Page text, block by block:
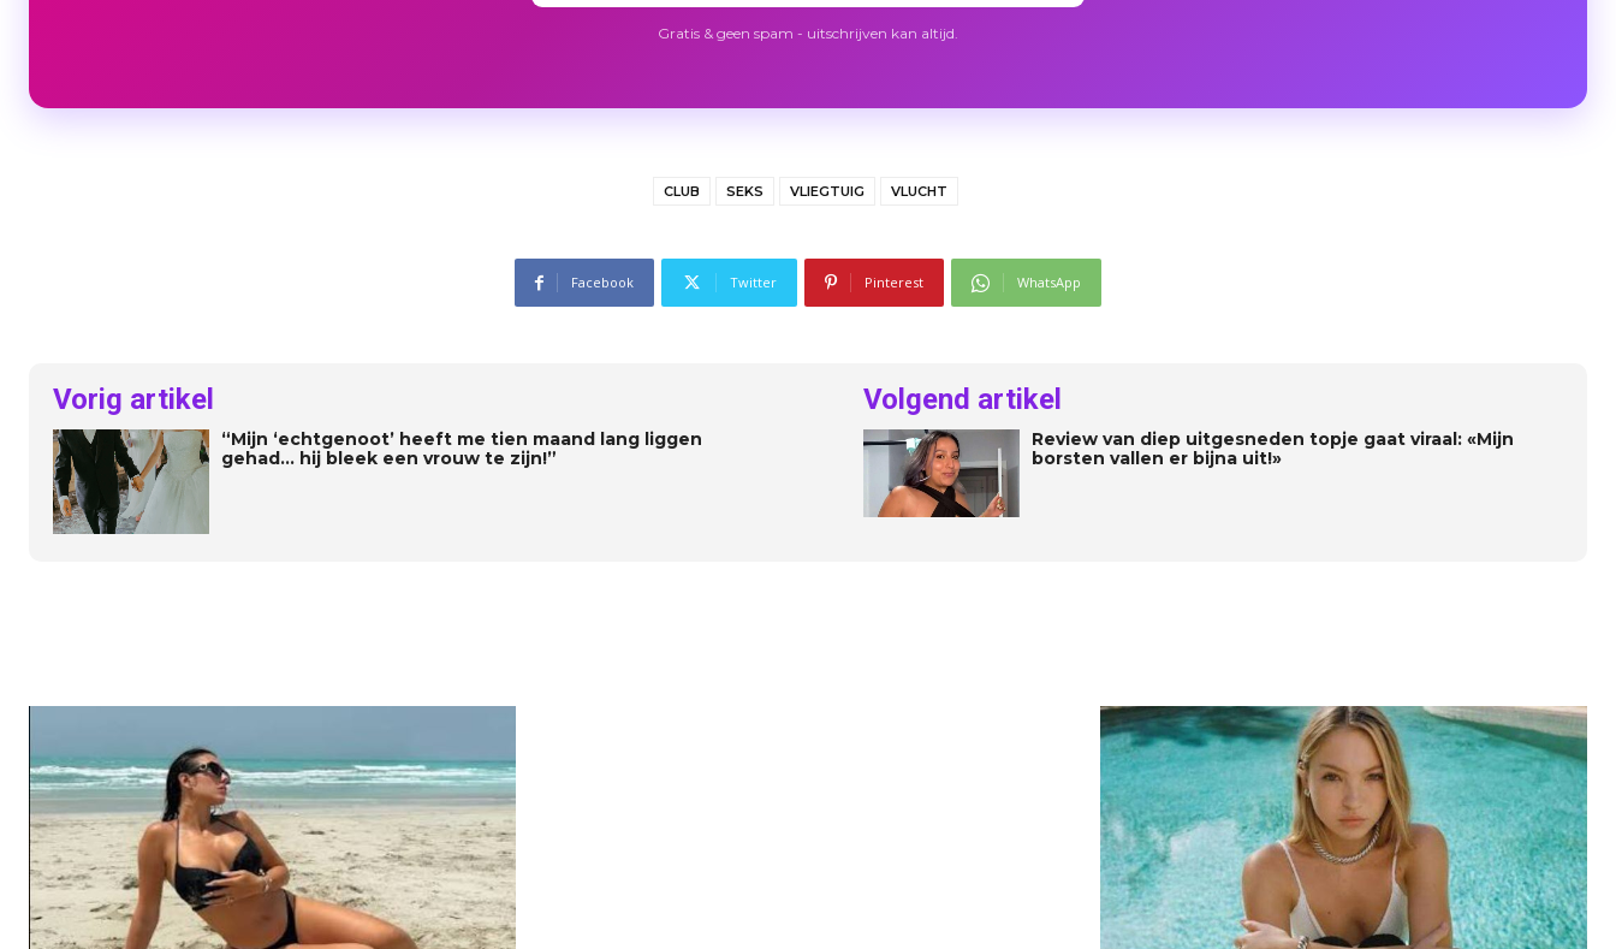
Gratis & geen spam - uitschrijven kan altijd.
CLUB SEKS VLIEGTUIG VLUCHT
Facebook Twitter Pinterest WhatsApp
Vorig artikel
“Mijn ‘echtgenoot’ heeft me tien maand lang liggen
gehad… hij bleek een vrouw te zijn!”
Volgend artikel
Review van diep uitgesneden topje gaat viraal: «Mijn
borsten vallen er bijna uit!»